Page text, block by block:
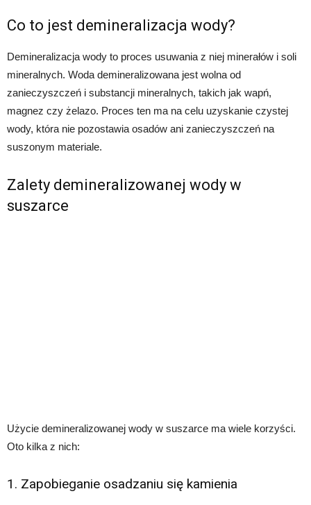
Co to jest demineralizacja wody?
Demineralizacja wody to proces usuwania z niej minerałów i soli
mineralnych. Woda demineralizowana jest wolna od
zanieczyszczeń i substancji mineralnych, takich jak wapń,
magnez czy żelazo. Proces ten ma na celu uzyskanie czystej
wody, która nie pozostawia osadów ani zanieczyszczeń na
suszonym materiale.
Zalety demineralizowanej wody w
suszarce
Użycie demineralizowanej wody w suszarce ma wiele korzyści.
Oto kilka z nich:
1. Zapobieganie osadzaniu się kamienia